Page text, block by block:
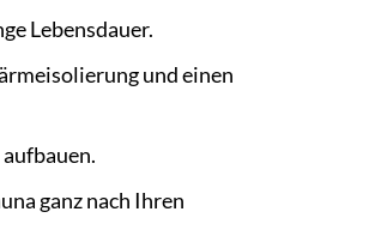
Lebensdauer.
und einen
ganz nach Ihren